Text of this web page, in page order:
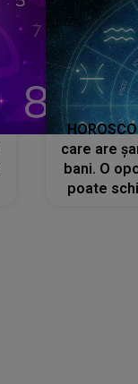
care are
bani. O
poate